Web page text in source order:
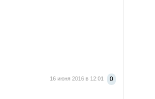
0
16 июня 2016 в 12:01